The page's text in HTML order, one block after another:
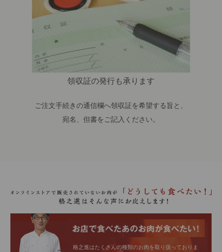
領収証の発行も承ります
ご注文手続きの通信欄へ領収証を希望する旨と、
宛名、但書をご記入ください。
格之進はたくさんの種類のお肉を取り扱っておりま